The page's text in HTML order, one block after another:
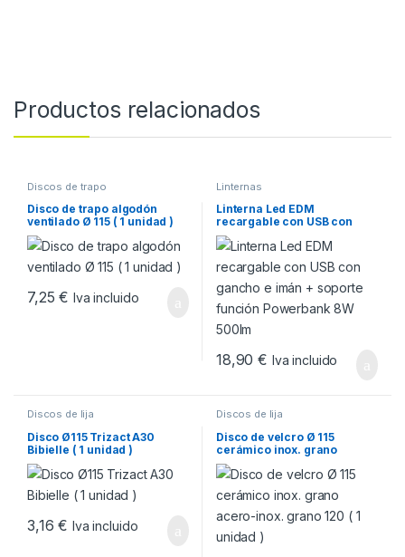
Productos relacionados
Discos de trapo
Disco de trapo algodón
ventilado Ø 115 ( 1 unidad )
7,25€ Iva incluido
Linternas
Linterna Led EDM
recargable con USB con
gancho e imán + soporte
función Powerbank 8W
18,90€ Iva incluido
Discos de lija
Disco Ø115 Trizact A30
Bibielle ( 1 unidad )
3,16€ Iva incluido
Discos de lija
Disco de velcro Ø 115
cerámico inox. grano
acero-inox. grano 120 ( 1
unidad )